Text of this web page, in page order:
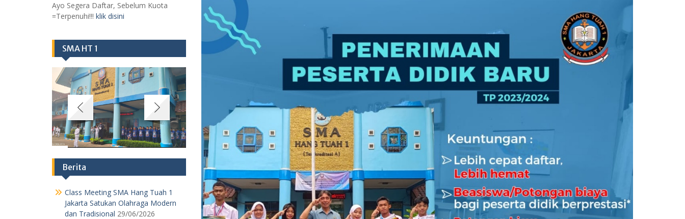
Ayo Segera Daftar, Sebelum Kuota
=Terpenuhi!!! klik disini
SMA HT 1
Berita
Class Meeting SMA Hang Tuah 1
Jakarta Satukan Olahraga Modern
dan Tradisional 29/06/2026